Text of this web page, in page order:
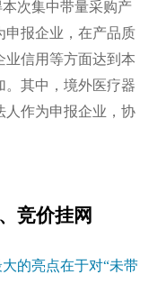
本次集中带量采购产
申报企业，在产品质
业信用等方面达到本
。其中，境外医疗器
人作为申报企业，协
竞价挂网
的亮点在于对“未带